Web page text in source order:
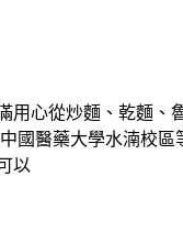
心從炒麵、乾麵、
國醫藥大學水湳校
以